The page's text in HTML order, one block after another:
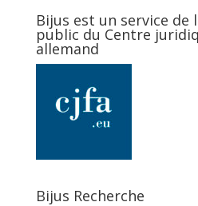
Bijus est un service de
public du Centre
allemand
Bijus Recherche